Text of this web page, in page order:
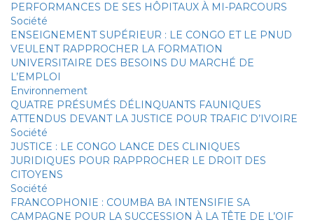
PERFORMANCES DE SES HÔPITAUX À MI-PARCOURS
Société
ENSEIGNEMENT SUPÉRIEUR : LE CONGO ET LE PNUD
VEULENT RAPPROCHER LA FORMATION
UNIVERSITAIRE DES BESOINS DU MARCHÉ DE
L’EMPLOI
Environnement
QUATRE PRÉSUMÉS DÉLINQUANTS FAUNIQUES
ATTENDUS DEVANT LA JUSTICE POUR TRAFIC D’IVOIRE
Société
JUSTICE : LE CONGO LANCE DES CLINIQUES
JURIDIQUES POUR RAPPROCHER LE DROIT DES
CITOYENS
Société
FRANCOPHONIE : COUMBA BA INTENSIFIE SA
CAMPAGNE POUR LA SUCCESSION À LA TÊTE DE L’OIF